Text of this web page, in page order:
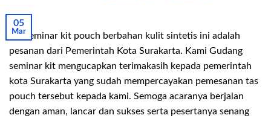
05
Mar
Tas seminar kit pouch berbahan kulit sintetis ini adalah
pesanan dari Pemerintah Kota Surakarta. Kami Gudang
seminar kit mengucapkan terimakasih kepada pemerintah
kota Surakarta yang sudah mempercayakan pemesanan tas
pouch tersebut kepada kami. Semoga acaranya berjalan
dengan aman, lancar dan sukses serta pesertanya senang